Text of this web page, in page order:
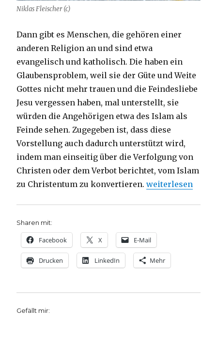
Niklas Fleischer (c)
Dann gibt es Menschen, die gehören einer
anderen Religion an und sind etwa
evangelisch und katholisch. Die haben ein
Glaubensproblem, weil sie der Güte und Weite
Gottes nicht mehr trauen und die Feindesliebe
Jesu vergessen haben, mal unterstellt, sie
würden die Angehörigen etwa des Islam als
Feinde sehen. Zugegeben ist, dass diese
Vorstellung auch dadurch unterstützt wird,
indem man einseitig über die Verfolgung von
Christen oder dem Verbot berichtet, vom Islam
zu Christentum zu konvertieren.„Entwurf einer
weiterlesen
Sharen mit:
Facebook X E-Mail
Drucken LinkedIn Mehr
Gefällt mir: